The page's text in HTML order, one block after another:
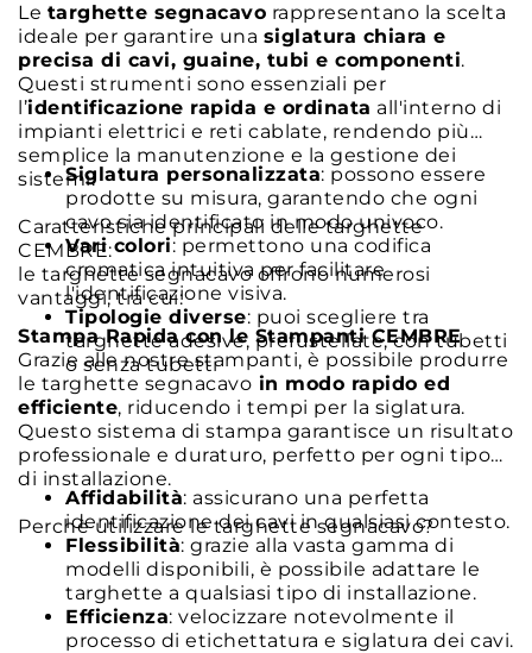
Le targhette segnacavo rappresentano la scelta
ideale per garantire una siglatura chiara e
precisa di cavi, guaine, tubi e componenti.
Questi strumenti sono essenziali per
l’identificazione rapida e ordinata all'interno di
impianti elettrici e reti cablate, rendendo più
semplice la manutenzione e la gestione dei
sistemi.
Caratteristiche principali delle targhette
CEMBRE:
le targhette segnacavo offrono numerosi
vantaggi, tra cui:
Siglatura personalizzata: possono essere
prodotte su misura, garantendo che ogni
cavo sia identificato in modo univoco.
Vari colori: permettono una codifica
cromatica intuitiva per facilitare
l'identificazione visiva.
Tipologie diverse: puoi scegliere tra
targhette adesive, prefustellate, con tubetti
o senza tubetti
Stampa Rapida con le Stampanti CEMBRE
Grazie alle nostre stampanti, è possibile produrre
le targhette segnacavo in modo rapido ed
efficiente, riducendo i tempi per la siglatura.
Questo sistema di stampa garantisce un risultato
professionale e duraturo, perfetto per ogni tipo
di installazione.
Perchè utilizzare le targhette segnacavo?
Affidabilità: assicurano una perfetta
identificazione dei cavi in qualsiasi contesto.
Flessibilità: grazie alla vasta gamma di
modelli disponibili, è possibile adattare le
targhette a qualsiasi tipo di installazione.
Efficienza: velocizzare notevolmente il
processo di etichettatura e siglatura dei cavi.